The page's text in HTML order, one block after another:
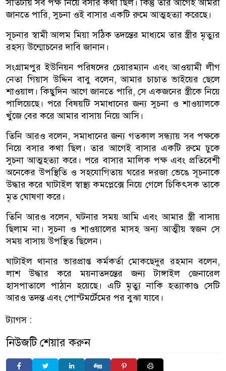
সাতটায় সব পক্ষ নিয়ে বসার কথা ছিল। কিন্তু তার আগেই আমরা
জানতে পারি, সুচনা ওই বাসার একটি রুমে আত্মহত্যা করেছে।
সূচনার স্বামী আলম মিয়া সঠিক তদন্তের মাধ্যমে তার স্ত্রীর মৃত্যুর
রহস্য উন্মোচনের দাবি জানান।
সংগ্রামপুর ইউনিয়ন পরিষদের চেয়ারম্যান এবং আওয়ামী লীগ
নেতা গিয়াস উদ্দিন বাবু বলেন, আমার চাচাত ভাইয়ের ছেলে
শাওয়াল। কিছুদিন আগে জানতে পারি, সে একজনের স্ত্রীকে নিয়ে
পালিয়েছে। পরে বিষয়টি সমাধানের জন্য সুচনা ও শাওয়ালকে
খুঁজে বের করে আমার বাসায় নিয়ে আসি।
তিনি আরও বলেন, সমাধানের জন্য গতকাল সন্ধ্যায় সব পক্ষকে
নিয়ে বসার কথা ছিল। তার আগেই বাসার একটি রুমে ঢুকে
সুচনা আত্মহত্যা করে। পরে বাসার মালিক পক্ষ এবং প্রতিবেশী
অনেকের উপস্থিতি ও সহযোগিতায় ঘরের দরজা ভেঙে সূচনাকে
উদ্ধার করে ঘাটাইল স্বাস্থ্য কমপ্লেক্সে নিয়ে গেলে চিকিৎসক তাকে
মৃত ঘোষণা করে।
তিনি আরও বলেন, ঘটনার সময় আমি এবং আমার স্ত্রী বাসায়
ছিলাম না। সুচনা ও শাওয়ালের মাসহ অন্য আত্মীয় স্বজন সে
সময় বাসায় উপস্থিত ছিলেন।
ঘাটাইল থানার ভারপ্রাপ্ত কর্মকর্তা মোকছেদুর রহমান বলেন,
লাশ উদ্ধার করে ময়নাতদন্তের জন্য টাঙ্গাইল জেনারেল
হাসপাতালে পাঠান হয়েছে। এটি মৃত্যু নাকি হত্যাকাণ্ড সেটি
আরও তদন্ত এবং পোস্টমর্টেমের পর বুঝা যাবে।
ট্যাগস :
নিউজটি শেয়ার করুন